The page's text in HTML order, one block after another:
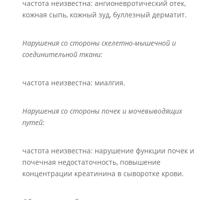
частота неизвестна: ангионевротический отек,
кожная сыпь, кожный зуд, буллезный дерматит.
Нарушения со стороны скелетно-мышечной и
соединительной ткани:
частота неизвестна: миалгия.
Нарушения со стороны почек и мочевыводящих
путей:
частота неизвестна: нарушение функции почек и
почечная недостаточность, повышение
концентрации креатинина в сыворотке крови.